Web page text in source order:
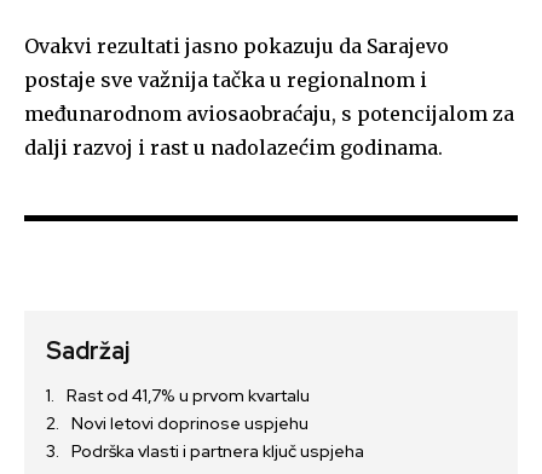
Ovakvi rezultati jasno pokazuju da Sarajevo
postaje sve važnija tačka u regionalnom i
međunarodnom aviosaobraćaju, s potencijalom za
dalji razvoj i rast u nadolazećim godinama.
Sadržaj
Rast od 41,7% u prvom kvartalu
Novi letovi doprinose uspjehu
Podrška vlasti i partnera ključ uspjeha